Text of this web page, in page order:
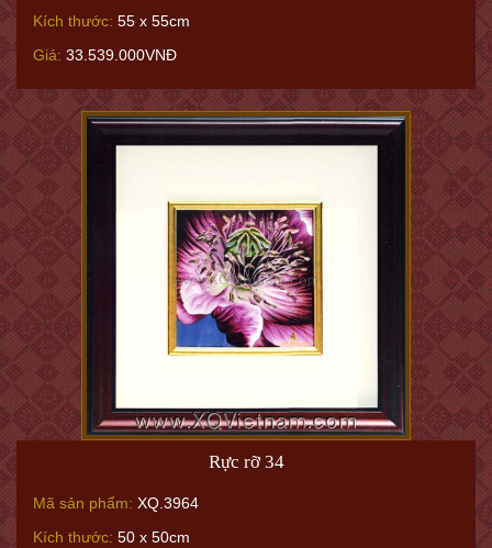
Kích thước: 55 x 55cm
Giá: 33.539.000VNĐ
Rực rỡ 34
Mã sản phẩm: XQ.3964
Kích thước: 50 x 50cm